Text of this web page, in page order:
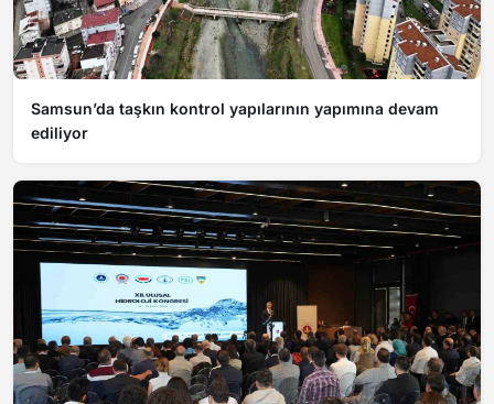
Samsun’da taşkın kontrol yapılarının yapımına devam
ediliyor